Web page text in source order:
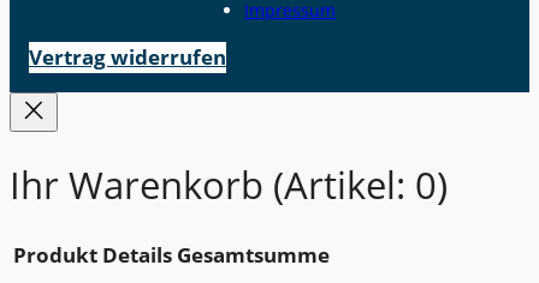
Impressum
Vertrag widerrufen
Ihr Warenkorb (Artikel: 0)
Produkt Details Gesamtsumme